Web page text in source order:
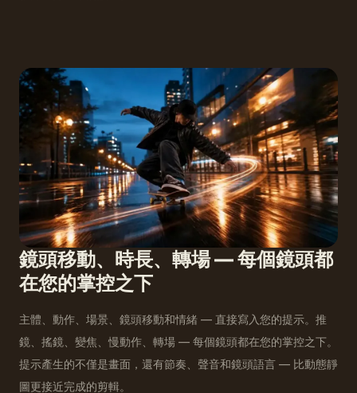
鏡頭移動、時長、轉場 — 每個鏡頭都
在您的掌控之下
主體、動作、場景、鏡頭移動和情緒 — 直接寫入您的提示。推
鏡、搖鏡、變焦、慢動作、轉場 — 每個鏡頭都在您的掌控之下。
提示產生的不僅是畫面，還有節奏、聲音和鏡頭語言 — 比動態靜
圖更接近完成的剪輯。